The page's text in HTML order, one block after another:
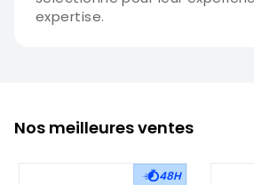
expertise.
Nos meilleures ventes
48H